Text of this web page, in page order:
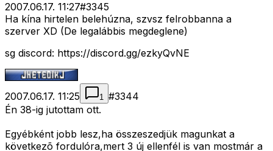
2007.06.17. 11:27#3345
Ha kína hirtelen belehúzna, szvsz felrobbanna a
szerver XD (De legalábbis megdeglene)
sg discord: https://discord.gg/ezkyQvNE
2007.06.17. 11:25 1 #3344
Én 38-ig jutottam ott.
Egyébként jobb lesz,ha összeszedjük magunkat a
következõ fordulóra,mert 3 új ellenfél is van mostmár a